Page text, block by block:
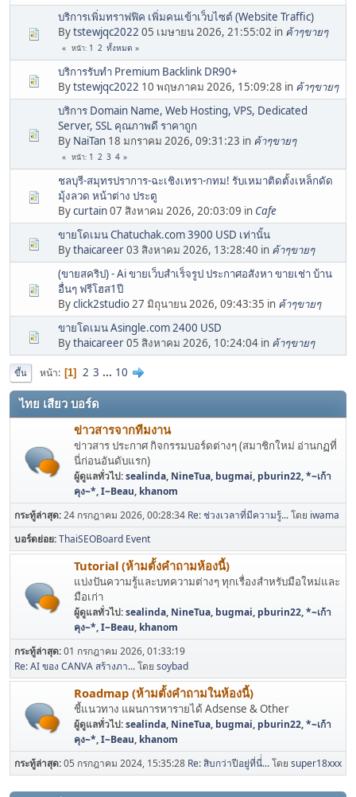
บริการเพิ่มทราฟฟิค เพิ่มคนเข้าเว็บไซต์ (Website Traffic)
Bytstewjqc2022 05 เมษายน 2026, 21:55:02 in ค้าๆขายๆ
หน้า 1 2 ทั้งหมด
บริการรับทำ Premium Backlink DR90+
Bytstewjqc2022 10 พฤษภาคม 2026, 15:09:28 in ค้าๆขายๆ
บริการ Domain Name, Web Hosting, VPS, Dedicated
Server, SSL คุณภาพดี ราคาถูก
By NaiTan 18 มกราคม 2026, 09:31:23 in ค้าๆขายๆ
หน้า 1 2 3 4
ชลบุรี-สมุทรปราการ-ฉะเชิงเทรา-กทม! รับเหมาติดตั้งเหล็กดัด
มุ้งลวด หน้าต่าง ประตู
Bycurtain07 สิงหาคม 2026, 20:03:09 in Cafe
ขายโดเมน Chatuchak.com 3900 USD เท่านั้น
Bythaicareer03 สิงหาคม 2026, 13:28:40 in ค้าๆขายๆ
(ขายสคริป) - Ai ขายเว็บสำเร็จรูป ประกาศอสังหา ขายเช่า บ้าน
อื่นๆ ฟรีโฮส1ปี
Byclick2studio27 มิถุนายน 2026, 09:43:35 in ค้าๆขายๆ
ขายโดเมน Asingle.com 2400 USD
Bythaicareer05 สิงหาคม 2026, 10:24:04 in ค้าๆขายๆ
ขึ้น หน้า 1 2 3 ... 10
ไทย เสียว บอร์ด
ข่าวสารจากทีมงาน
ข่าวสาร ประกาศ กิจกรรมบอร์ดต่างๆ (สมาชิกใหม่ อ่านกฏที่
นี่ก่อนอันดับแรก)
ผู้ดูแลทั่วไป:sealinda, NineTua, bugmai, pburin22,*~เก้า
คุง~*,I~Beau, khanom
กระทู้ล่าสุด:24 กรกฎาคม 2026, 00:28:34 Re: ช่วงเวลาที่มีความรู้...โดย iwama
บอร์ดย่อย ThaiSEOBoard Event
Tutorial (ห้ามตั้งคำถามห้องนี้)
แบ่งปันความรู้และบทความต่างๆ ทุกเรื่องสำหรับมือใหม่และ
มือเก่า
ผู้ดูแลทั่วไป:sealinda, NineTua, bugmai, pburin22,*~เก้า
คุง~*,I~Beau, khanom
กระทู้ล่าสุด:01 กรกฎาคม 2026, 01:33:19
Re: AI ของ CANVA สร้างภา...โดย soybad
Roadmap (ห้ามตั้งคำถามในห้องนี้)
ชี้แนวทาง แผนการหารายได้ Adsense & Other
ผู้ดูแลทั่วไป:sealinda, NineTua, bugmai, pburin22,*~เก้า
คุง~*,I~Beau, khanom
กระทู้ล่าสุด:05 กรกฎาคม 2024, 15:35:28 Re: สิบกว่าปีอยู่ที่นี่่...โดย super18xxx